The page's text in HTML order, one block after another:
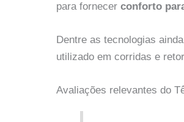
para fornecer conforto
Dentre as tecnologias
utilizado em corridas e
Avaliações relevantes do